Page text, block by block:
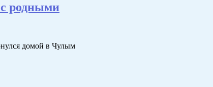
родными
домой в Чулым